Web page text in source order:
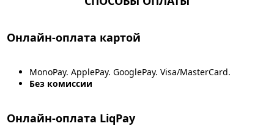
Онлайн-оплата картой
MonoPay. ApplePay. GooglePay. Visa/MasterCard.
Без комиссии
Онлайн-оплата LiqPay